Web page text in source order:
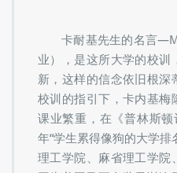
卡耐基先生的名言
业），是这所大学的校训
新，这样的信念依旧根
校训的指引下，卡内基梅
课业繁重，在《普林斯
年“学生累得像狗的大学